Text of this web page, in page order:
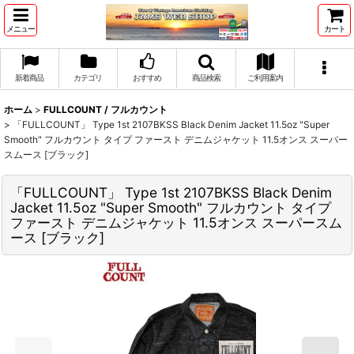
メニュー カート
新着商品 カテゴリ おすすめ 商品検索 ご利用案内
ホーム > FULLCOUNT / フルカウント
>
「FULLCOUNT」 Type 1st 2107BKSS Black Denim Jacket 11.5oz "Super
Smooth" フルカウント タイプ ファースト デニムジャケット 11.5オンス スーパー
スムース [ブラック]
「FULLCOUNT」 Type 1st 2107BKSS Black Denim
Jacket 11.5oz "Super Smooth" フルカウント タイプ
ファースト デニムジャケット 11.5オンス スーパースム
ース [ブラック]